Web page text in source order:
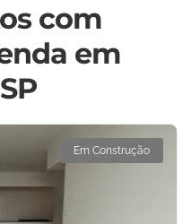
com
em
Em Construção